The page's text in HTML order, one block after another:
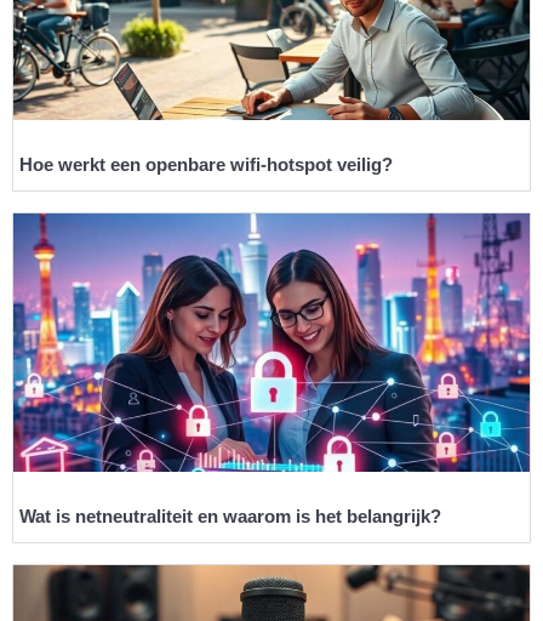
Hoe werkt een openbare wifi-hotspot veilig?
Wat is netneutraliteit en waarom is het belangrijk?